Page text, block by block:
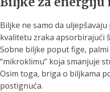
Biljke ne samo da
kvalitetu zraka apsorbirajući
Sobne biljke poput fige,
“mikroklimu” koja smanjuje
Osim toga, briga o biljkama
postignuća.